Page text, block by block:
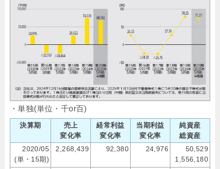
・単独(単位・千or百)
決算期
売上
変化率
経常利益
変化率
当期利益
変化率
純資産
総資産
2020/05
(単・15期)
2,268,439 92,380 24,976
50,529
1,556,180